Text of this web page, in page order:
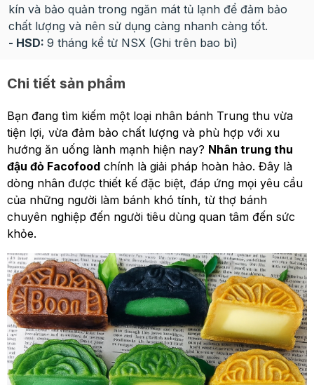
kín và bảo quản trong ngăn mát tủ lạnh để đảm bảo
chất lượng và nên sử dụng càng nhanh càng tốt.
- HSD: 9 tháng kể từ NSX (Ghi trên bao bì)
Chi tiết sản phẩm
Bạn đang tìm kiếm một loại nhân bánh Trung thu vừa
tiện lợi, vừa đảm bảo chất lượng và phù hợp với xu
hướng ăn uống lành mạnh hiện nay? Nhân trung thu
đậu đỏ Facofood chính là giải pháp hoàn hảo. Đây là
dòng nhân được thiết kế đặc biệt, đáp ứng mọi yêu cầu
của những người làm bánh khó tính, từ thợ bánh
chuyên nghiệp đến người tiêu dùng quan tâm đến sức
khỏe.